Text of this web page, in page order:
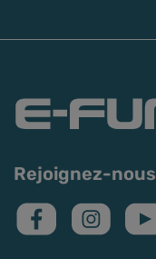
Rejoignez-nous